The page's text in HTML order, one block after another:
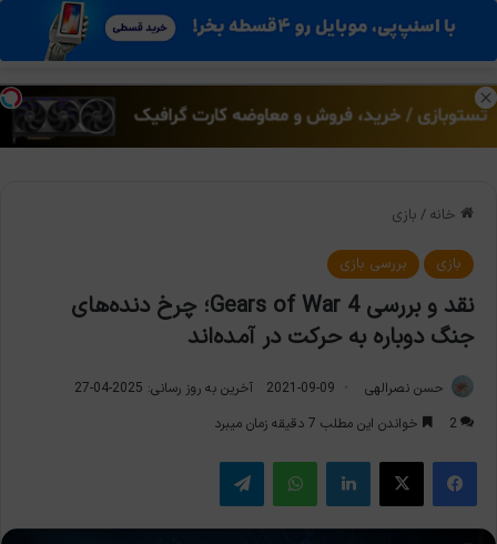
منو
خانه / بازی
بازی بررسی بازی
نقد و بررسی Gears of War 4؛ چرخ دنده‌های
جنگ دوباره به حرکت در آمده‌اند
حسن نصرالهی 2021-09-09
آخرین به روز رسانی: 2025-04-27
2
خواندن این مطلب 7 دقیقه زمان میبرد
فیس بوک X لینکدین واتس آپ تلگرام